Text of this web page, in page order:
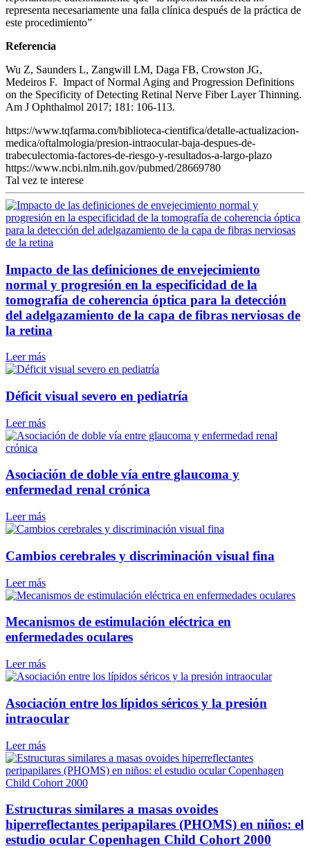
representa necesariamente una falla clínica después de la práctica de
este procedimiento”
Referencia
Wu Z, Saunders L, Zangwill LM, Daga FB, Crowston JG,
Medeiros F. Impact of Normal Aging and Progression Definitions
on the Specificity of Detecting Retinal Nerve Fiber Layer Thinning.
Am J Ophthalmol 2017; 181: 106-113.
https://www.tqfarma.com/biblioteca-cientifica/detalle-actualizacion-
medica/oftalmologia/presion-intraocular-baja-despues-de-
trabeculectomia-factores-de-riesgo-y-resultados-a-largo-plazo
https://www.ncbi.nlm.nih.gov/pubmed/28669780
Tal vez te interese
Impacto de las definiciones de envejecimiento
normal y progresión en la especificidad de la
tomografía de coherencia óptica para la detección
del adelgazamiento de la capa de fibras nerviosas de
la retina
Leer más
Déficit visual severo en pediatría
Leer más
Asociación de doble vía entre glaucoma y
enfermedad renal crónica
Leer más
Cambios cerebrales y discriminación visual fina
Leer más
Mecanismos de estimulación eléctrica en
enfermedades oculares
Leer más
Asociación entre los lípidos séricos y la presión
intraocular
Leer más
Estructuras similares a masas ovoides
hiperreflectantes peripapilares (PHOMS) en niños: el
estudio ocular Copenhagen Child Cohort 2000